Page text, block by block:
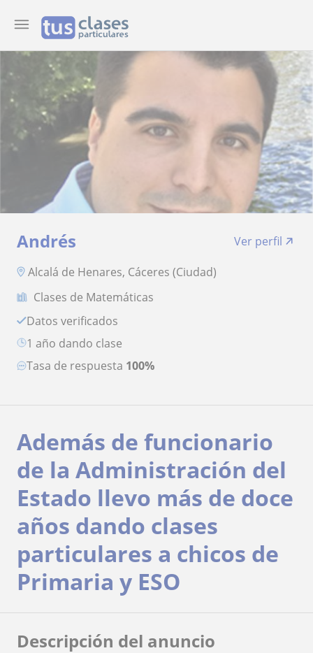
Andrés
Ver perfil
Alcalá de Henares, Cáceres (Ciudad)
Clases de Matemáticas
Datos verificados
1 año dando clase
Tasa de respuesta 100%
Además de funcionario
de la Administración del
Estado llevo más de doce
años dando clases
particulares a chicos de
Primaria y ESO
Descripción del anuncio